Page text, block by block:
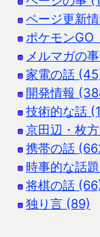
ページ更新
ポケモンGO
メルマガの
家電の話
開発情報
技術的な話
京田辺・枚
携帯の話
時事的な話
将棋の話
独り言 (89)